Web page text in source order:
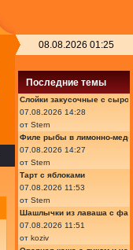
08.08.2026 01:25
Последние темы
Слойки закусочные с
07.08.2026 14:28
от Stern
Филе рыбы в лимонно-
07.08.2026 14:27
от Stern
Тарт с яблоками
07.08.2026 11:53
от Stern
Шашлычки из лаваша с
07.08.2026 11:51
от koziv